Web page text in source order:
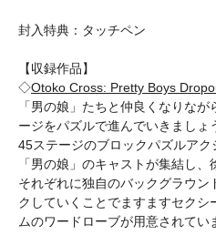
封入特典：タッチペン
【収録作品】
◇Otoko Cross: Pretty Boys
「男の娘」たちと仲良くなりな
ージをパズルで進んでいきましょ
45ステージのブロックパズルアク
「男の娘」のキャストが集結し
それぞれに独自のバックグラウン
クしていくことでますますセクシ
ムのワードローブが用意されてい